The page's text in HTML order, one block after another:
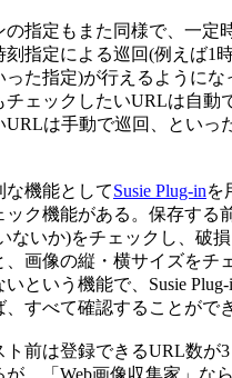
の指定もまた同様で、一定
刻指定による巡回(例えば1
った指定)が行えるようにな
チェックしたいURLは自動
URLは手動で巡回、といっ
な機能としてSusie Plug-inを
ック機能がある。保存する
ないか)をチェックし、破
、画像の縦・横サイズをチ
いという機能で、Susie
すべて確認することがで
ト前は登録できるURL数が
が、「Web画像収集家」な